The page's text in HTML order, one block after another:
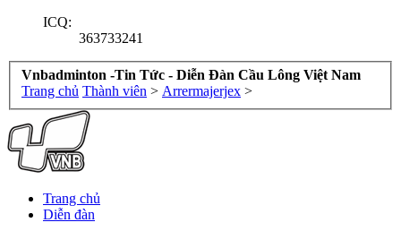
ICQ:
363733241
Vnbadminton -Tin Tức - Diễn Đàn Cầu Lông Việt Nam
Trang chủ Thành viên > Arrermajerjex >
Trang chủ
Diễn đàn